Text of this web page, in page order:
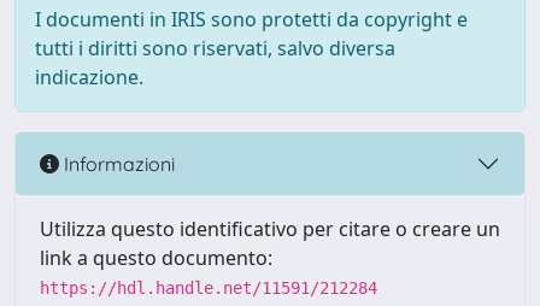
I documenti in IRIS sono protetti da copyright e
tutti i diritti sono riservati, salvo diversa
indicazione.
Informazioni
Utilizza questo identificativo per citare o creare un
link a questo documento:
https://hdl.handle.net/11591/212284